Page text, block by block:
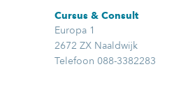
Cursus & Consult
Europa 1
2672 ZX Naaldwijk
Telefoon 088-3382283